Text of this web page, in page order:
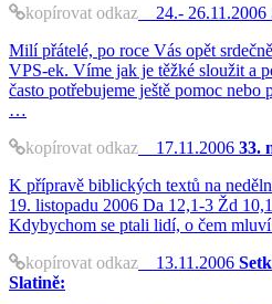
kopírovat odkaz 24.- 26.11.2006
Milí přátelé, po roce Vás opět
VPS-ek. Víme jak je těžké sloužit a
často potřebujeme ještě pomoc nebo
…
kopírovat odkaz 17.11.2006 33.
K přípravě biblických textů na
19. listopadu 2006 Da 12,1-3 Žd
Kdybychom se ptali lidí, o čem
kopírovat odkaz 13.11.2006
Slatině: